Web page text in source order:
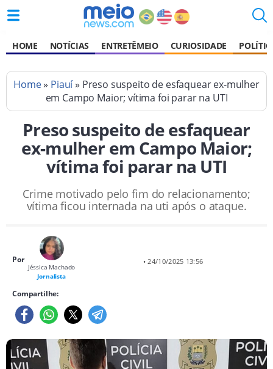
HOME NOTÍCIAS ENTRETÊMEIO CURIOSIDADE
Home» Piauí» Preso suspeito de esfaquear ex-mulher
em Campo Maior; vítima foi parar na UTI
Preso suspeito de esfaquear
ex-mulher em Campo Maior;
vítima foi parar na UTI
Crime motivado pelo fim do relacionamento;
vítima ficou internada na uti após o ataque.
Por
Jéssica Machado
Jornalista
• 24/10/2025 13:56
Compartilhe: